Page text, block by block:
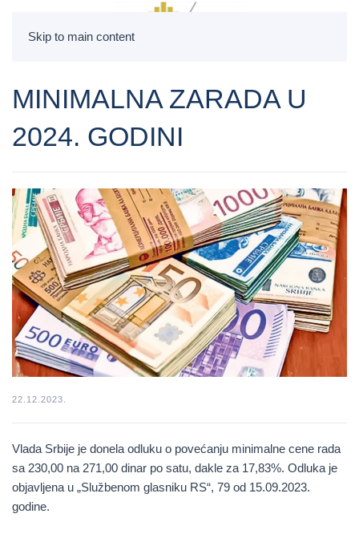
Skip to main content
MINIMALNA ZARADA U
2024. GODINI
22.12.2023.
Vlada Srbije je donela odluku o povećanju minimalne cene rada
sa 230,00 na 271,00 dinar po satu, dakle za 17,83%. Odluka je
objavljena u „Službenom glasniku RS“, 79 od 15.09.2023.
godine.